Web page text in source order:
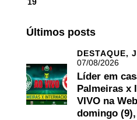
Últimos posts
DESTAQUE,
07/08/2026
Líder em
Palmeiras x
VIVO na
domingo